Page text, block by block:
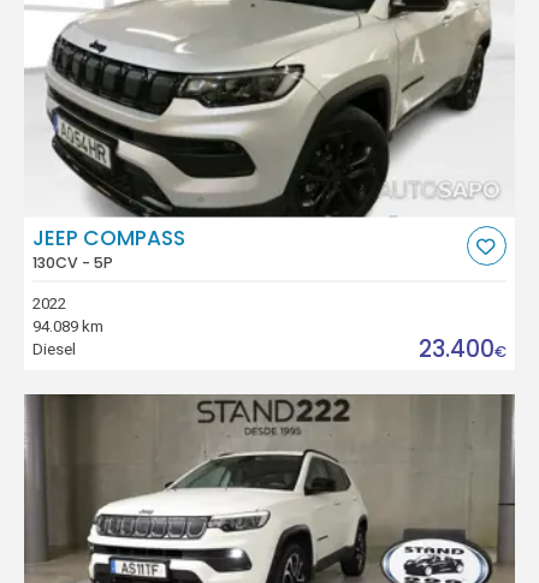
JEEP COMPASS
130CV - 5P
2022
94.089 km
Diesel
23.400€